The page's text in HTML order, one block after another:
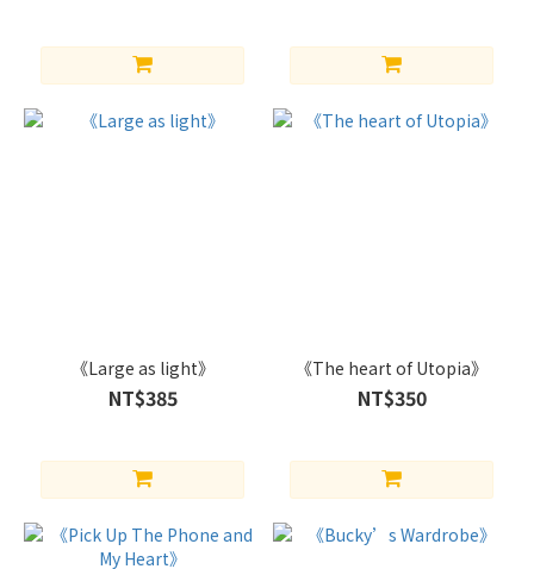
《Large as light》
NT$385
《The heart of Utopia》
NT$350